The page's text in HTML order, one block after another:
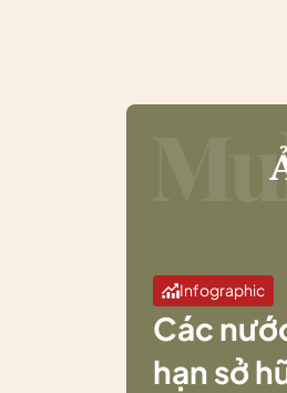
Infographic
Các
hạn sở